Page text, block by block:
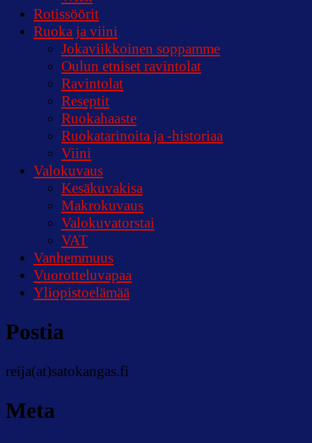
Rotissöörit
Ruoka ja viini
Jokaviikkoinen soppamme
Oulun etniset ravintolat
Ravintolat
Reseptit
Ruokahaaste
Ruokatarinoita ja -historiaa
Viini
Valokuvaus
Kesäkuvakisa
Makrokuvaus
Valokuvatorstai
VAT
Vanhemmuus
Vuorotteluvapaa
Yliopistoelämää
Postia
reija(at)satokangas.fi
Meta